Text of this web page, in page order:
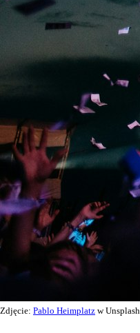
Zdjęcie: Pablo Heimplatz w Unsplash